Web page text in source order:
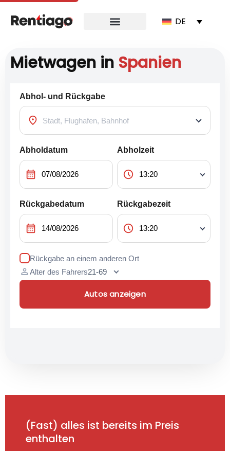
DE
Mietwagen in Spanien
Abhol- und Rückgabe
location_on
Abholdatum
calendar_month
Abholzeit
schedule
Rückgabedatum
calendar_month
Rückgabezeit
schedule
Rückgabe an einem anderen Ort
personAlter des Fahrers
Autos anzeigen
(Fast) alles ist bereits im Preis
enthalten